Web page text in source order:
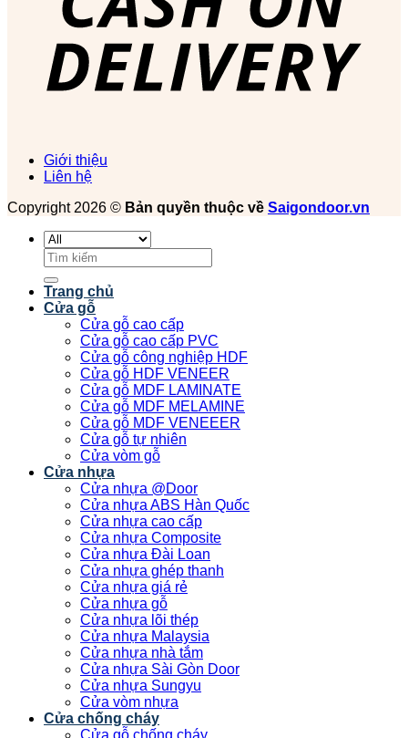
Giới thiệu
Liên hệ
Copyright 2026 © Bản quyền thuộc về Saigondoor.vn
Tìm
kiếm:
Trang chủ
Cửa gỗ
Cửa gỗ cao cấp
Cửa gỗ cao cấp PVC
Cửa gỗ công nghiệp HDF
Cửa gỗ HDF VENEER
Cửa gỗ MDF LAMINATE
Cửa gỗ MDF MELAMINE
Cửa gỗ MDF VENEEER
Cửa gỗ tự nhiên
Cửa vòm gỗ
Cửa nhựa
Cửa nhựa @Door
Cửa nhựa ABS Hàn Quốc
Cửa nhựa cao cấp
Cửa nhựa Composite
Cửa nhựa Đài Loan
Cửa nhựa ghép thanh
Cửa nhựa giá rẻ
Cửa nhựa gỗ
Cửa nhựa lõi thép
Cửa nhựa Malaysia
Cửa nhựa nhà tắm
Cửa nhựa Sài Gòn Door
Cửa nhựa Sungyu
Cửa vòm nhựa
Cửa chống cháy